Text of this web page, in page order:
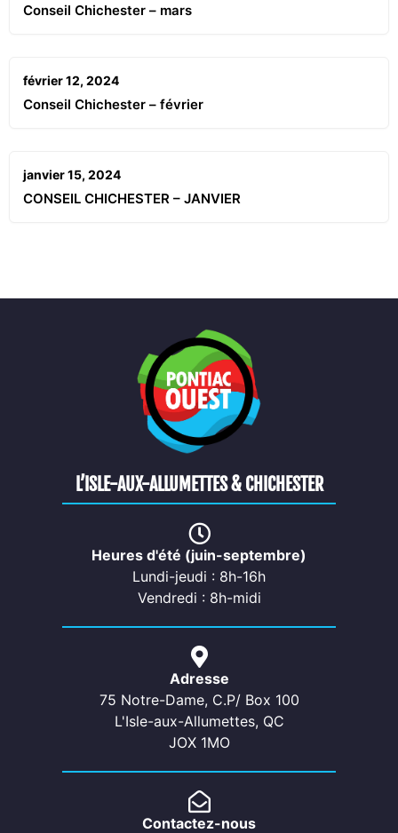
Conseil Chichester – mars
février 12, 2024
Conseil Chichester – février
janvier 15, 2024
CONSEIL CHICHESTER – JANVIER
L’ISLE-AUX-ALLUMETTES & CHICHESTER
Heures d'été (juin-septembre)
Lundi-jeudi : 8h-16h
Vendredi : 8h-midi
Adresse
75 Notre-Dame, C.P/ Box 100
L'Isle-aux-Allumettes, QC
JOX 1MO
Contactez-nous